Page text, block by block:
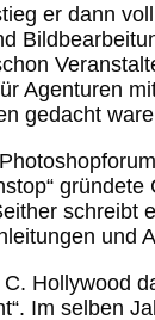
er dann
Agenturen
gedacht
schreibt
und
Hollywood
Im selben